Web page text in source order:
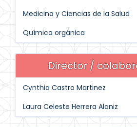
Medicina y Ciencias de la Salud
Química orgánica
Director /
Cynthia Castro Martinez
Laura Celeste Herrera Alaniz